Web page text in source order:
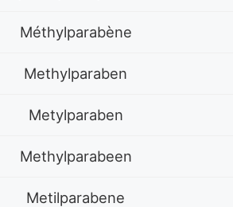
Méthylparabène
Methylparaben
Metylparaben
Methylparabeen
Metilparabene